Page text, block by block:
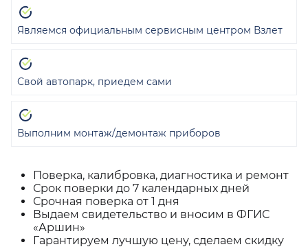
Поверка, калибровка, диагностика и ремонт
Срок поверки до 7 календарных дней
Срочная поверка от 1 дня
Выдаем свидетельство и вносим в ФГИС
«Аршин»
Гарантируем лучшую цену, сделаем скидку
Являемся официальным сервисным центром Взлет
Свой автопарк, приедем сами
Выполним монтаж/демонтаж приборов